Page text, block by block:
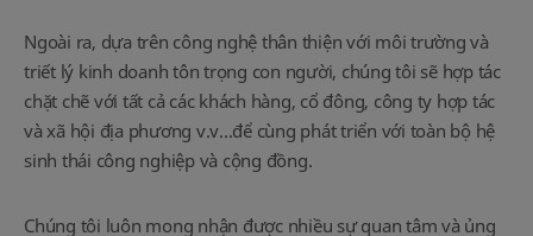
Ngoài ra, dựa trên công nghệ thân thiện với môi trường và
triết lý kinh doanh tôn trọng con người, chúng tôi sẽ hợp tác
chặt chẽ với tất cả các khách hàng, cổ đông, công ty hợp tác
và xã hội địa phương v.v...để cùng phát triển với toàn bộ hệ
sinh thái công nghiệp và cộng đồng.
Chúng tôi luôn mong nhận được nhiều sự quan tâm và ủng